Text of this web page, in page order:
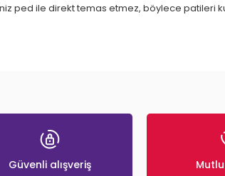
ped ile direkt temas etmez, böylece patileri
enerjik köpekler için idealdir.
Güvenli alışveriş